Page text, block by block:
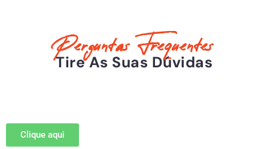
Perguntas Frequentes
Tire As Suas Dúvidas
Clique aqui